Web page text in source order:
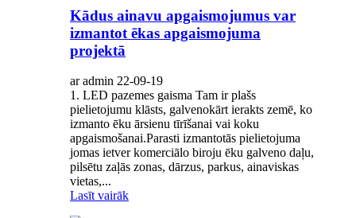
Kādus ainavu apgaismojumus var
izmantot ēkas apgaismojuma
projektā
ar admin 22-09-19
1. LED pazemes gaisma Tam ir plašs
pielietojumu klāsts, galvenokārt ierakts zemē, ko
izmanto ēku ārsienu tīrīšanai vai koku
apgaismošanai.Parasti izmantotās pielietojuma
jomas ietver komerciālo biroju ēku galveno daļu,
pilsētu zaļās zonas, dārzus, parkus, ainaviskas
vietas,...
Lasīt vairāk